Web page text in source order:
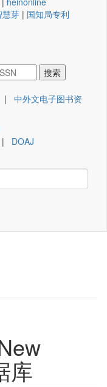
慧芽 | 国知局专利
| 中外文电子图书资
| DOAJ
库